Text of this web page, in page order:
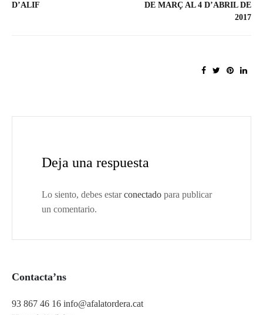
D’ALIF
DE MARÇ AL 4 D’ABRIL DE
2017
Deja una respuesta
Lo siento, debes estarconectado para publicar
un comentario.
Contacta’ns
93 867 46 16 info@afalatordera.cat